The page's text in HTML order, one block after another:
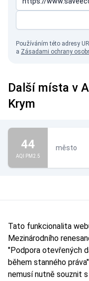
Používáním této adresy
a Zásadami ochrany
Další místa v
Krym
44
AQI PM2.5
město
Tato funkcionalita
Mezinárodního
"Podpora otevřených
během stanného
nemusí nutně souznit